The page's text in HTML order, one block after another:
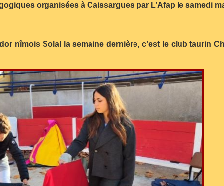
organisées à Caissargues par L’Afap le samedi
nîmois Solal la semaine dernière, c’est le club taurin